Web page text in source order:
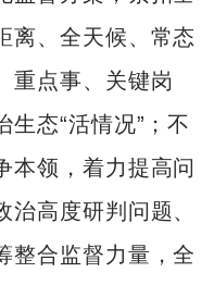
离、全天候、常态
重点事、关键岗
态“活情况”；不
本领，着力提高问
高度研判问题、
整合监督力量，全